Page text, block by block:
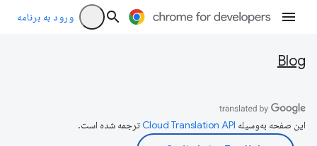
ورود به برنامه
Blog
این صفحه به‌وسیله ترجمه شده است.